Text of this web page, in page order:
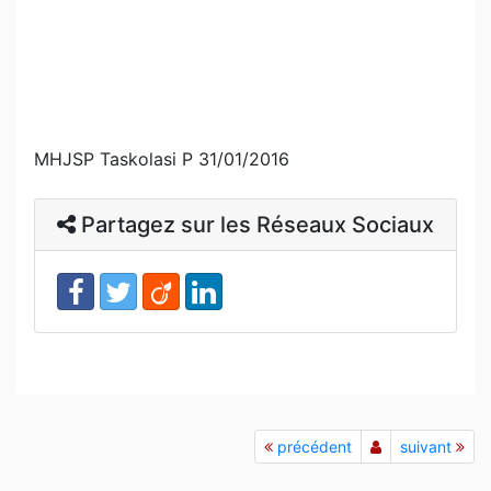
MHJSP Taskolasi P 31/01/2016
Partagez sur les Réseaux Sociaux
précédent suivant